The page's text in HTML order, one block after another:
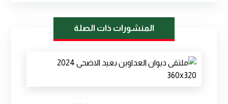
المنشورات ذات الصلة